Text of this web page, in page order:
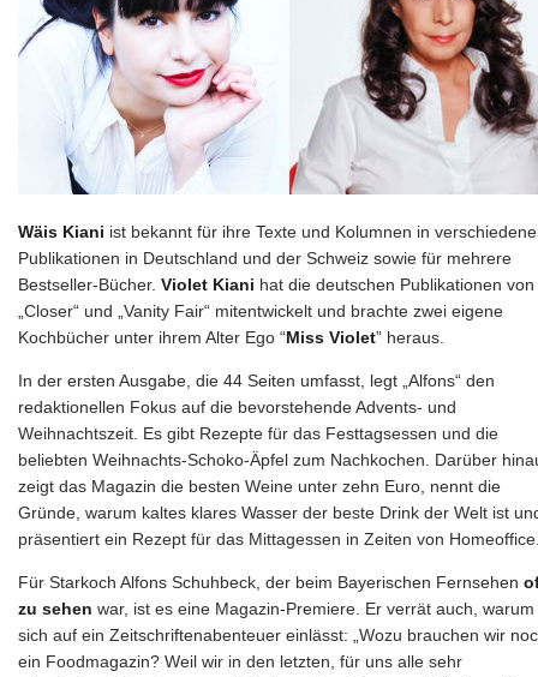
Wäis Kiani ist bekannt für ihre Texte und Kolumnen in
Publikationen in Deutschland und der Schweiz sowie für mehrere
Bestseller-Bücher. Violet Kiani hat die deutschen Publikationen von
„Closer“ und „Vanity Fair“ mitentwickelt und brachte zwei eigene
Kochbücher unter ihrem Alter Ego “Miss Violet” heraus.
In der ersten Ausgabe, die 44 Seiten umfasst, legt „Alfons“ den
redaktionellen Fokus auf die bevorstehende Advents- und
Weihnachtszeit. Es gibt Rezepte für das Festtagsessen und die
beliebten Weihnachts-Schoko-Äpfel zum Nachkochen. Darüber
zeigt das Magazin die besten Weine unter zehn Euro, nennt die
Gründe, warum kaltes klares Wasser der beste Drink der Welt ist
präsentiert ein Rezept für das Mittagessen in Zeiten von
Für Starkoch Alfons Schuhbeck, der beim Bayerischen Fernsehen
zu sehen war, ist es eine Magazin-Premiere. Er verrät auch, warum
sich auf ein Zeitschriftenabenteuer einlässt: „Wozu brauchen wir
ein Foodmagazin? Weil wir in den letzten, für uns alle sehr